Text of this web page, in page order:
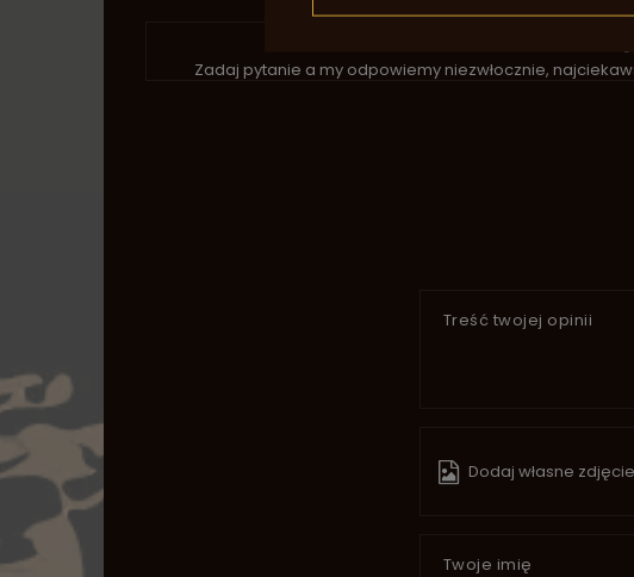
Zadaj pytanie a my odpowiemy niezwłocznie,
Treść twojej opinii
Dodaj własne
Twoje imię